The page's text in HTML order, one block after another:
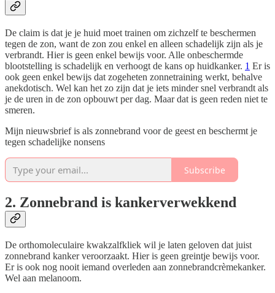
De claim is dat je je huid moet trainen om zichzelf te beschermen
tegen de zon, want de zon zou enkel en alleen schadelijk zijn als je
verbrandt. Hier is geen enkel bewijs voor. Alle onbeschermde
blootstelling is schadelijk en verhoogt de kans op huidkanker. 1 Er is
ook geen enkel bewijs dat zogeheten zonnetraining werkt, behalve
anekdotisch. Wel kan het zo zijn dat je iets minder snel verbrandt als
je de uren in de zon opbouwt per dag. Maar dat is geen reden niet te
smeren.
Mijn nieuwsbrief is als zonnebrand voor de geest en beschermt je
tegen schadelijke nonsens
Subscribe
2. Zonnebrand is kankerverwekkend
De orthomoleculaire kwakzalfkliek wil je laten geloven dat juist
zonnebrand kanker veroorzaakt. Hier is geen greintje bewijs voor.
Er is ook nog nooit iemand overleden aan zonnebrandcrèmekanker.
Wel aan melanoom.